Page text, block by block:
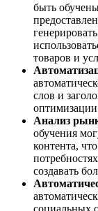
быть
товаров и
слов и
оптимизации
Анализ
обучения
контента,
создавать
социальных